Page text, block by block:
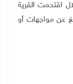
اقتحمت القرية
عن مواجهات أو